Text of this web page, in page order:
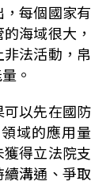
每個國家有
海域很大，
法活動，帛
。
以先在國防
域的應用量
得立法院支
溝通、爭取